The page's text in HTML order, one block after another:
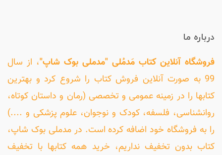
درباره ما
فروشگاه آنلاین کتاب مَدمُلی "مدملی بوک شاپ"، از سال
99 به صورت آنلاین فروش کتاب را شروع کرد و بهترین
کتابها را در زمینه عمومی و تخصصی (رمان و داستان کوتاه،
روانشناسی، فلسفه، کودک و نوجوان، علوم پزشکی و ....)
را به فروشگاه خود اضافه کرده است. در مدملی بوک شاپ،
کتاب بدون تخفیف نداریم، خرید همه کتابها با تخفیف